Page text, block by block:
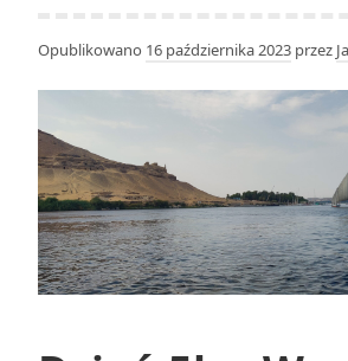
Opublikowano 16 października 2023 przez